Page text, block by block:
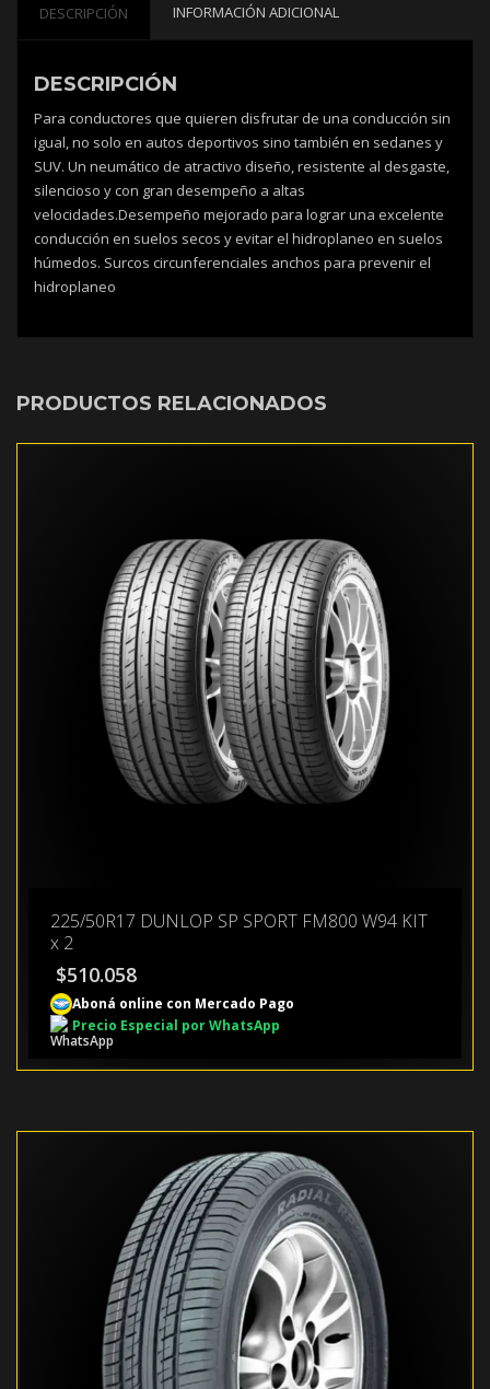
DESCRIPCIÓN INFORMACIÓN ADICIONAL
DESCRIPCIÓN
Para conductores que quieren disfrutar de una conducción sin
igual, no solo en autos deportivos sino también en sedanes y
SUV. Un neumático de atractivo diseño, resistente al desgaste,
silencioso y con gran desempeño a altas
velocidades.Desempeño mejorado para lograr una excelente
conducción en suelos secos y evitar el hidroplaneo en suelos
húmedos. Surcos circunferenciales anchos para prevenir el
hidroplaneo
PRODUCTOS RELACIONADOS
225/50R17 DUNLOP SP SPORT FM800 W94 KIT
x 2
$510.058
Aboná online con Mercado Pago
Precio Especial por WhatsApp